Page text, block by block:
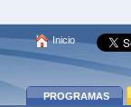
Inicio
PROGRAMAS